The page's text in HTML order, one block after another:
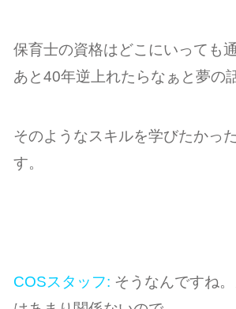
保育士の資格はどこにいっても
あと40年逆上れたらなぁと夢の
そのようなスキルを学びたかっ
す。
COSスタッフ: そうなんですね